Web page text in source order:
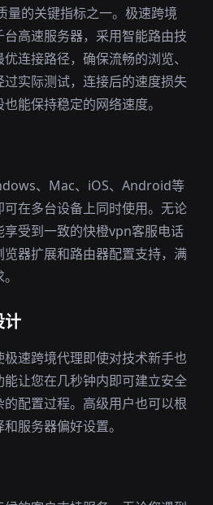
量的关键指标之一。极速跨境
高速服务器，采用智能路由技
连接路径，确保流畅的浏览、
实际测试，连接后的速度损失
能保持稳定的网络速度。
、Mac、iOS、Android等
在多台设备上同时使用。无论
受到一致的快橙vpn客服电话
器扩展和路由器配置支持，满
计
速跨境代理即使对技术新手也
让您在几秒钟内即可建立安全
配置过程。高级用户也可以根
服务器偏好设置。